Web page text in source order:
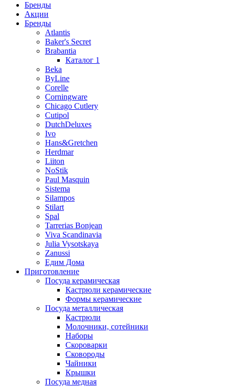
Бренды
Акции
Бренды
Atlantis
Baker's Secret
Brabantia
Каталог 1
Beka
ByLine
Corelle
Corningware
Chicago Cutlery
Cutipol
DutchDeluxes
Ivo
Hans&Gretchen
Herdmar
Liiton
NoStik
Paul Masquin
Sistema
Silampos
Stilart
Spal
Tarrerias Bonjean
Viva Scandinavia
Julia Vysotskaya
Zanussi
Едим Дома
Приготовление
Посуда керамическая
Кастрюли керамические
Формы керамические
Посуда металлическая
Кастрюли
Молочники, сотейники
Наборы
Скороварки
Сковороды
Чайники
Крышки
Посуда медная